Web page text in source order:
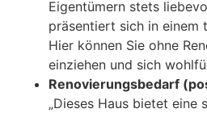
Eigentümern stets
präsentiert sich in einem
Hier können Sie ohne
einziehen und sich
Renovierungsbedarf
„Dieses Haus bietet eine